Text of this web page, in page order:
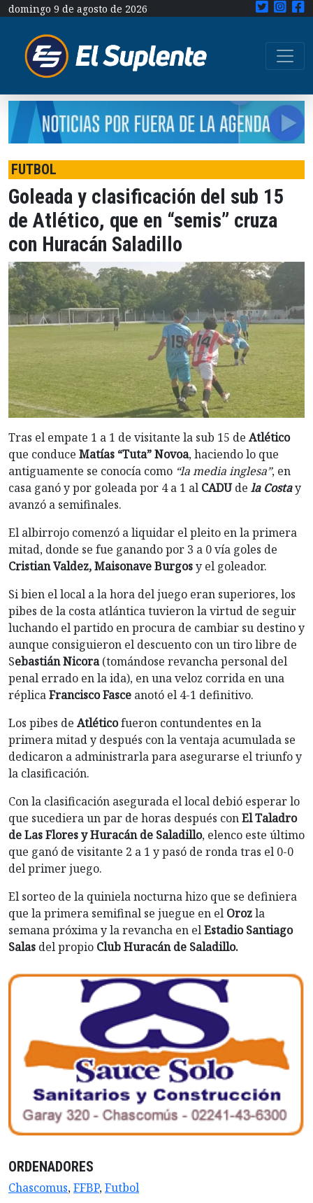
domingo 9 de agosto de 2026
FUTBOL
Goleada y clasificación del sub 15
de Atlético, que en “semis” cruza
con Huracán Saladillo
Tras el empate 1 a 1 de visitante la sub 15 de Atlético
que conduce Matías “Tuta” Novoa, haciendo lo que
antiguamente se conocía como “la media inglesa”, en
casa ganó y por goleada por 4 a 1 al CADUde la Costay
avanzó a semifinales.
El albirrojo comenzó a liquidar el pleito en la primera
mitad, donde se fue ganando por 3 a 0 vía goles de
Cristian Valdez, Maisonave Burgosy el goleador.
Si bien el local a la hora del juego eran superiores, los
pibes de la costa atlántica tuvieron la virtud de seguir
luchando el partido en procura de cambiar su destino y
aunque consiguieron el descuento con un tiro libre de
Sebastián Nicora(tomándose revancha personal del
penal errado en la ida), en una veloz corrida en una
réplicaFrancisco Fasce anotó el 4-1 definitivo.
Los pibes de Atléticofueron contundentes en la
primera mitad y después con la ventaja acumulada se
dedicaron a administrarla para asegurarse el triunfo y
la clasificación.
Con la clasificación asegurada el local debió esperar lo
que sucediera un par de horas después conEl Taladro
de Las Flores y Huracán de Saladillo, elenco este último
que ganó de visitante 2 a 1 y pasó de ronda tras el 0-0
del primer juego.
El sorteo de la quiniela nocturna hizo que se definiera
que la primera semifinal se juegue en el Orozla
semana próxima y la revancha en elEstadio Santiago
Salas del propio Club Huracán de Saladillo.
ORDENADORES
Chascomus,FFBP,Futbol